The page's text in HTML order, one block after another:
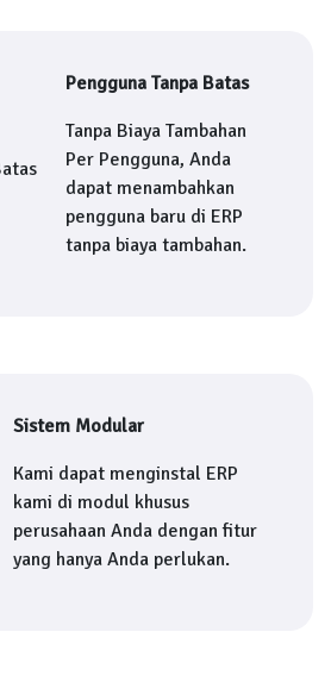
Pengguna Tanpa Batas
Tanpa Biaya Tambahan
Per Pengguna, Anda
dapat menambahkan
pengguna baru di ERP
tanpa biaya tambahan.
Sistem Modular
Kami dapat menginstal ERP
kami di modul khusus
perusahaan Anda dengan fitur
yang hanya Anda perlukan.